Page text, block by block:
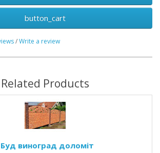
button_cart
/Write a review
Related Products
виноград доломіт